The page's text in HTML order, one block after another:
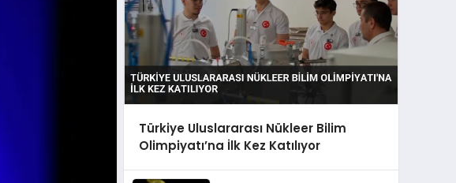
Türkiye Uluslararası Nükleer Bilim
Olimpiyatı’na İlk Kez Katılıyor